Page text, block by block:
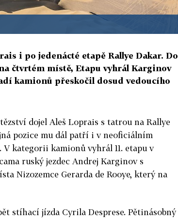
i po jedenácté etapě Rallye Dakar. Do
čtvrtém místě, Etapu vyhrál Karginov
kamionů přeskočil dosud vedoucího
dojel Aleš Loprais s tatrou na Rallye
pozice mu dál patří i v neoficiálním
V kategorii kamionů vyhrál 11. etapu v
ruský jezdec Andrej Karginov s
Nizozemce Gerarda de Rooye, který na
stíhací jízda Cyrila Desprese. Pětinásobný